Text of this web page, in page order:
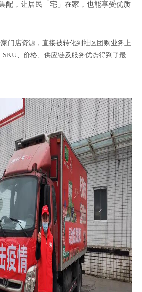
配，让居民「宅」在家，也能享受优质
门店资源，直接被转化到社区团购业务上
、价格、供应链及服务优势得到了最